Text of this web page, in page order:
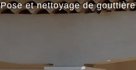
Pose et nettoyage de gouttière